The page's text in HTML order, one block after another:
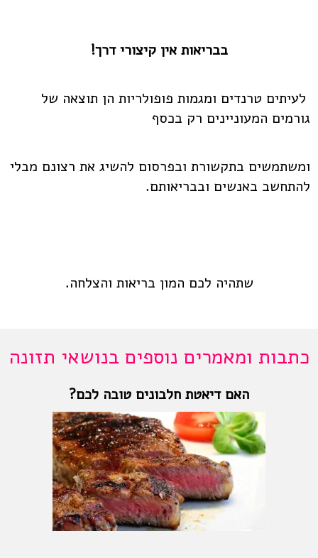
בבריאות אין קיצורי דרך!
לעיתים טרנדים ומגמות פופולריות הן תוצאה של
גורמים המעוניינים רק בכסף
ומשתמשים בתקשורת ובפרסום להשיג את רצונם מבלי
להתחשב באנשים ובבריאותם.
שתהיה לכם המון בריאות והצלחה.
כתבות ומאמרים נוספים בנושאי תזונה
האם דיאטת חלבונים טובה לכם?